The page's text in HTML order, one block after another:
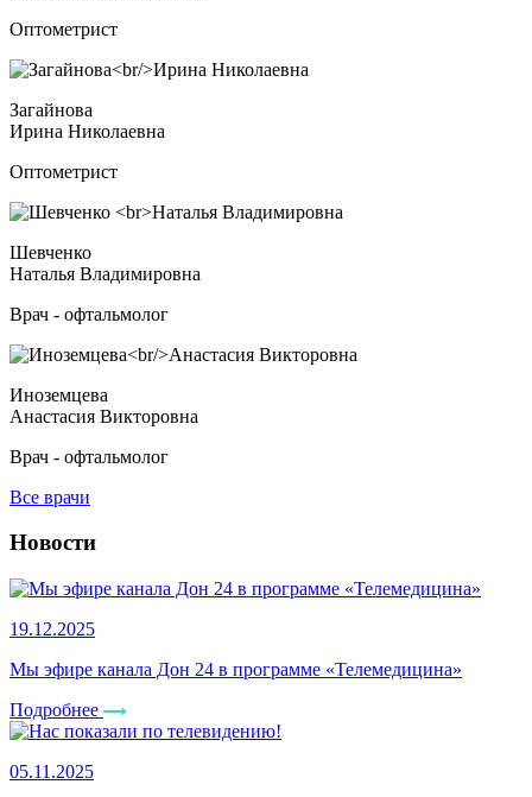
Оптометрист
Загайнова
Ирина Николаевна
Оптометрист
Шевченко
Наталья Владимировна
Врач - офтальмолог
Иноземцева
Анастасия Викторовна
Врач - офтальмолог
Все врачи
Новости
19.12.2025
Мы эфире канала Дон 24 в программе «Телемедицина»
Подробнее
05.11.2025